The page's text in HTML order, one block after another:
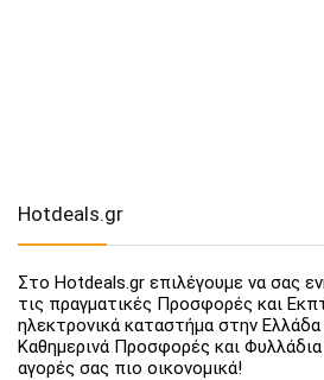
Hotdeals.gr
Στο Hotdeals.gr επιλέγουμε να σας
τις πραγματικές Προσφορές και
ηλεκτρονικά καταστήμα στην
Καθημερινά Προσφορές και Φυλλάδια
αγορές σας πιο οικονομικά!